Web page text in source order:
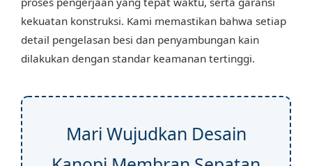
kekuatan konstruksi. Kami memastikan bahwa setiap
detail pengelasan besi dan penyambungan kain
dilakukan dengan standar keamanan tertinggi.
Mari Wujudkan Desain